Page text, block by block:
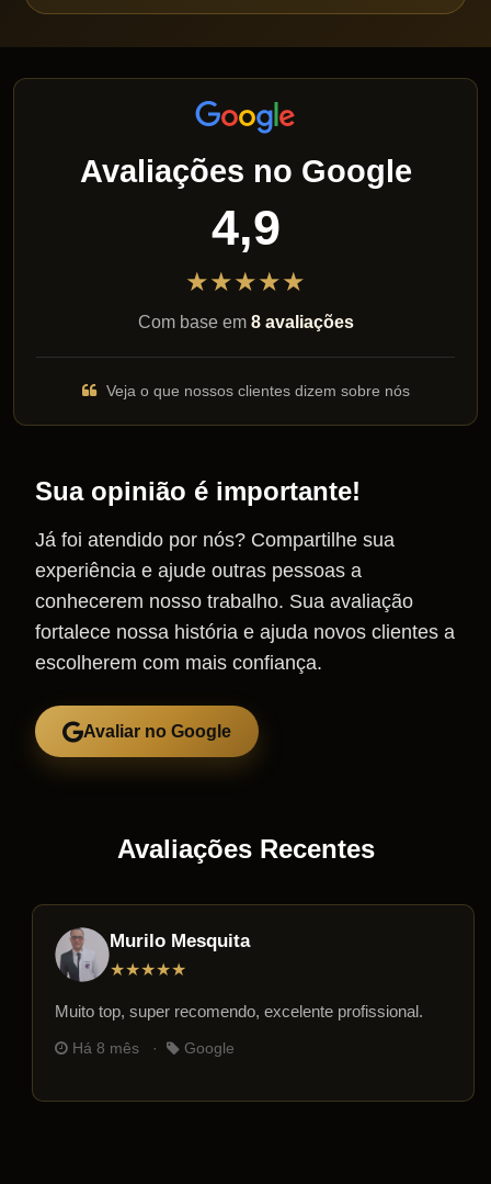
Avaliações no Google
4,9
★★★★★
Com base em 8 avaliações
Veja o que nossos clientes dizem sobre nós
Sua opinião é importante!
Já foi atendido por nós? Compartilhe sua
experiência e ajude outras pessoas a
conhecerem nosso trabalho. Sua avaliação
fortalece nossa história e ajuda novos clientes a
escolherem com mais confiança.
Avaliar no Google
Avaliações Recentes
Murilo Mesquita
★★★★★
Muito top, super recomendo, excelente profissional.
Há 8 mês · Google